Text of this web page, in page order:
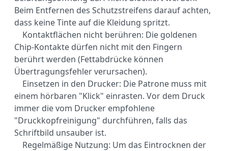
Beim Entfernen des Schutzstreifens darauf achten,
dass keine Tinte auf die Kleidung spritzt.
Kontaktflächen nicht berühren: Die goldenen
Chip-Kontakte dürfen nicht mit den Fingern
berührt werden (Fettabdrücke können
Übertragungsfehler verursachen).
Einsetzen in den Drucker: Die Patrone muss mit
einem hörbaren "Klick" einrasten. Vor dem Druck
immer die vom Drucker empfohlene
"Druckkopfreinigung" durchführen, falls das
Schriftbild unsauber ist.
Regelmäßige Nutzung: Um das Eintrocknen der